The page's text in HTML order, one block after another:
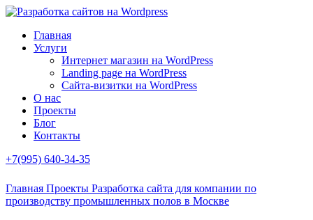
Главная
Услуги
Интернет магазин на WordPress
Landing page на WordPress
Сайта-визитки на WordPress
О нас
Проекты
Блог
Контакты
+7(995) 640-34-35
Главная Проекты Разработка сайта для компании по
производству промышленных полов в Москве